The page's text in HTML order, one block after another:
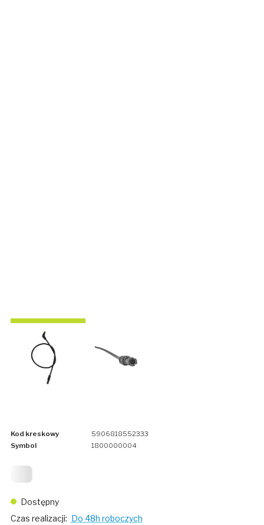
Kod kreskowy
5906818552333
Symbol
1800000004
Dostępny
Czas realizacji: Do 48h roboczych